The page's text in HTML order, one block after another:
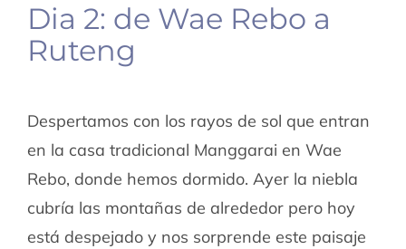
Dia 2: de Wae Rebo a
Ruteng
Despertamos con los rayos de sol que entran
en la casa tradicional Manggarai en Wae
Rebo, donde hemos dormido. Ayer la niebla
cubría las montañas de alrededor pero hoy
está despejado y nos sorprende este paisaje